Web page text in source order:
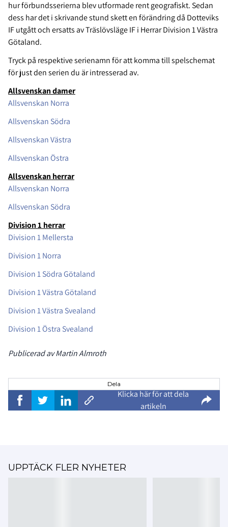
hur förbundsserierna blev utformade rent geografiskt. Sedan
dess har det i skrivande stund skett en förändring då Dotteviks
IF utgått och ersatts avTräslövsläge IFi Herrar Division 1 Västra
Götaland.
Tryck på respektive serienamn för att komma till spelschemat
för just den serien du är intresserad av.
Allsvenskan damer
Allsvenskan Norra
Allsvenskan Södra
Allsvenskan Västra
Allsvenskan Östra
Allsvenskan herrar
Allsvenskan Norra
Allsvenskan Södra
Division 1 herrar
Division 1 Mellersta
Division 1 Norra
Division 1 Södra Götaland
Division 1 Västra Götaland
Division 1 Västra Svealand
Division 1 Östra Svealand
Publicerad av Martin Almroth
Dela
Klicka här för att dela
artikeln
UPPTÄCK FLER NYHETER